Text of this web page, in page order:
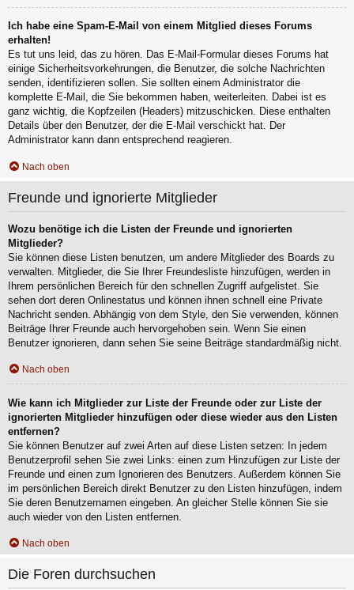
Ich habe eine Spam-E-Mail von einem Mitglied dieses Forums
erhalten!
Es tut uns leid, das zu hören. Das E-Mail-Formular dieses Forums hat
einige Sicherheitsvorkehrungen, die Benutzer, die solche Nachrichten
senden, identifizieren sollen. Sie sollten einem Administrator die
komplette E-Mail, die Sie bekommen haben, weiterleiten. Dabei ist es
ganz wichtig, die Kopfzeilen (Headers) mitzuschicken. Diese enthalten
Details über den Benutzer, der die E-Mail verschickt hat. Der
Administrator kann dann entsprechend reagieren.
Nach oben
Freunde und ignorierte Mitglieder
Wozu benötige ich die Listen der Freunde und ignorierten
Mitglieder?
Sie können diese Listen benutzen, um andere Mitglieder des Boards zu
verwalten. Mitglieder, die Sie Ihrer Freundesliste hinzufügen, werden in
Ihrem persönlichen Bereich für den schnellen Zugriff aufgelistet. Sie
sehen dort deren Onlinestatus und können ihnen schnell eine Private
Nachricht senden. Abhängig von dem Style, den Sie verwenden, können
Beiträge Ihrer Freunde auch hervorgehoben sein. Wenn Sie einen
Benutzer ignorieren, dann sehen Sie seine Beiträge standardmäßig nicht.
Nach oben
Wie kann ich Mitglieder zur Liste der Freunde oder zur Liste der
ignorierten Mitglieder hinzufügen oder diese wieder aus den Listen
entfernen?
Sie können Benutzer auf zwei Arten auf diese Listen setzen: In jedem
Benutzerprofil sehen Sie zwei Links: einen zum Hinzufügen zur Liste der
Freunde und einen zum Ignorieren des Benutzers. Außerdem können Sie
im persönlichen Bereich direkt Benutzer zu den Listen hinzufügen, indem
Sie deren Benutzernamen eingeben. An gleicher Stelle können Sie sie
auch wieder von den Listen entfernen.
Nach oben
Die Foren durchsuchen